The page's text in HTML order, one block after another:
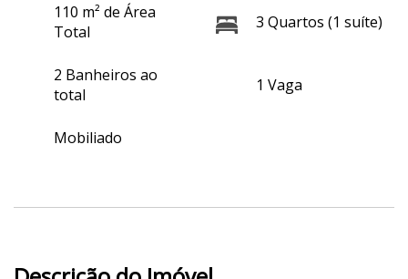
110 m² de Área
Total
3 Quartos (1 suíte)
2 Banheiros ao
total
1 Vaga
Mobiliado